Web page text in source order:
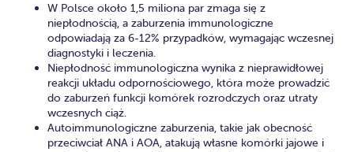
W Polsce około 1,5 miliona par zmaga się z
niepłodnością, a zaburzenia immunologiczne
odpowiadają za 6-12% przypadków, wymagając wczesnej
diagnostyki i leczenia.
Niepłodność immunologiczna wynika z nieprawidłowej
reakcji układu odpornościowego, która może prowadzić
do zaburzeń funkcji komórek rozrodczych oraz utraty
wczesnych ciąż.
Autoimmunologiczne zaburzenia, takie jak obecność
przeciwciał ANA i AOA, atakują własne komórki jajowe i